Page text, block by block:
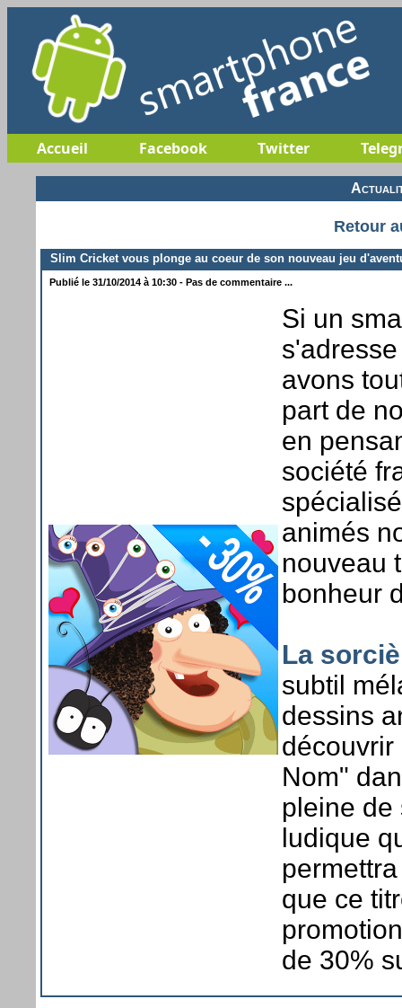
Accueil Facebook Twitter
Retour
Slim Cricket vous plonge au coeur de son nouveau jeu
Publié le 31/10/2014 à 10:30 - Pas de commentaire ...
Si un
avons
part de
en
société
animés
nouveau
bonheur
La
subtil
dessins
Nom"
pleine de
ludique
que ce
de 30%